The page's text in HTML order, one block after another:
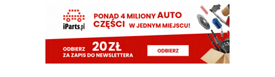
09.08.2026 14:40
Doszedł Castro , Molina i ten Koulierakis z Wolfsburga